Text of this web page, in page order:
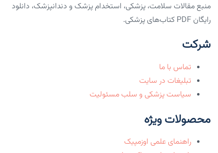
منبع مقالات سلامت، پزشکی، استخدام پزشک و دندانپزشک، دانلود
رایگان PDF کتاب‌های پزشکی.
شرکت
تماس با ما
تبلیغات در سایت
سیاست پزشکی و سلب مسئولیت
محصولات ویژه
راهنمای علمی اوزمپیک